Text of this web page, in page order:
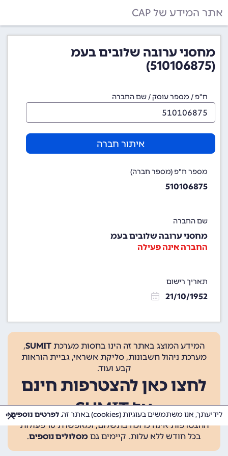
אתר המידע של CAP
מחסני ערובה שלובים בעמ
(510106875)
ח"פ / מספר עוסק / שם החברה
איתור חברה
מספר ח"פ (מספר חברה)
510106875
שם החברה
מחסני ערובה שלובים בעמ
החברה אינה פעילה
תאריך רישום
21/10/1952
המידע המוצג באתר זה הינו בחסות מערכת SUMIT
,
מערכת ניהול חשבונות, סליקת אשראי, גביית הוראות
קבע ועוד.
לחצו כאן להצטרפות חינם
אל SUMIT
ההצטרפות אינה כרוכה בתשלום, ומאפשרת 10 פעולות
בכל חודש ללא עלות. קיימים גם מסלולים נוספים.
לידיעתך, אנו משתמשים בעוגיות (cookies) באתר זה. לפרטים נוספים »